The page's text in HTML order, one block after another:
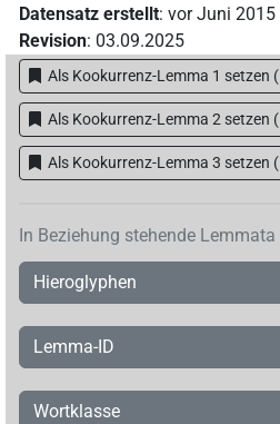
Datensatz erstellt: vor Juni
Revision: 03.09.2025
Als Kookurrenz-Lemma 1 setzen (
Als Kookurrenz-Lemma 2 setzen (
Als Kookurrenz-Lemma 3 setzen (
In Beziehung stehende Lemmata
Hieroglyphen
Lemma-ID
Wortklasse